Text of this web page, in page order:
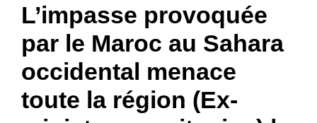
L’impasse provoquée
par le Maroc au Sahara
occidental menace
toute la région (Ex-